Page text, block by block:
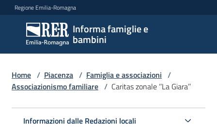
Vai al contenuto
Vai alla navigazione
Vai al footer
Regione Emilia-Romagna
Informa famiglie e
bambini
Informa
famiglie
e
bambini
Argomenti
Home / Piacenza / Famiglia e associazioni /
Associazionismo familiare / Caritas zonale ‘’La Giara’’
Informazioni dalle Redazioni locali